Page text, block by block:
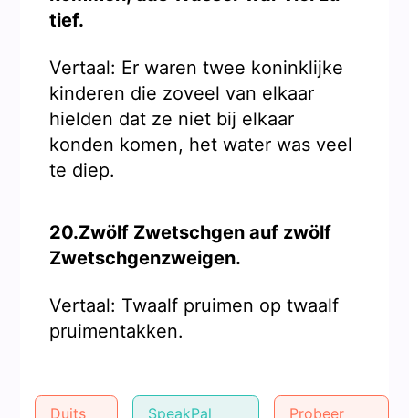
tief.
Vertaal: Er waren twee koninklijke
kinderen die zoveel van elkaar
hielden dat ze niet bij elkaar
konden komen, het water was veel
te diep.
20.Zwölf Zwetschgen auf zwölf
Zwetschgenzweigen.
Vertaal: Twaalf pruimen op twaalf
pruimentakken.
Duits
SpeakPal
Probeer